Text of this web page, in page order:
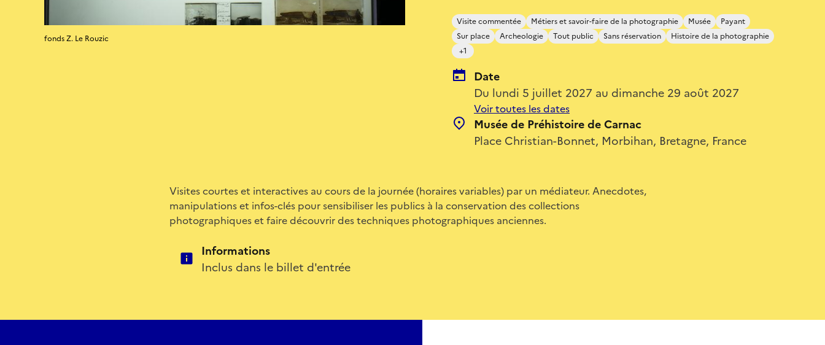
Visite commentée Métiers et savoir-faire de la photographie Musée
Payant
Sur place
Archeologie Tout public Sans réservation
Histoire de la photographie
+1
Date
Du lundi 5 juillet 2027 au dimanche 29 août 2027
Voir toutes les dates
Musée de Préhistoire de Carnac
Place Christian-Bonnet, Morbihan, Bretagne, France
fonds Z. Le Rouzic
Visites courtes et interactives au cours de la journée (horaires variables) par un médiateur. Anecdotes,
manipulations et infos-clés pour sensibiliser les publics à la conservation des collections
photographiques et faire découvrir des techniques photographiques anciennes.
Informations
Inclus dans le billet d'entrée